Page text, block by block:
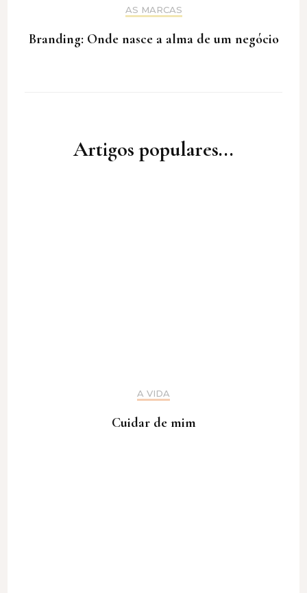
AS MARCAS
Branding: Onde nasce a alma de um negócio
Artigos populares...
A VIDA
Cuidar de mim